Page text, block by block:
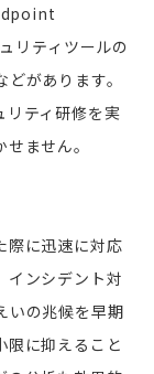
リティツールの
があります。
リティ研修を実
ません。
際に迅速に対応
インシデント対
いの兆候を早期
限に抑えること